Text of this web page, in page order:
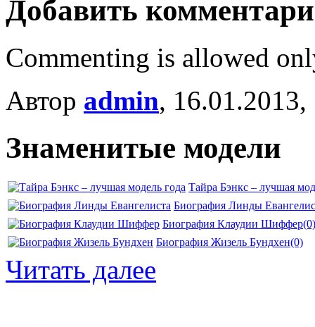
Добавить
Commenting is allowed
Автор admin,
Знаменитые модели
Тайра Бэнкс – лучшая
Биография Линды
Биография Клаудии Шиффер(0)
Биография Жизель Бундхен(0)
Читать далее